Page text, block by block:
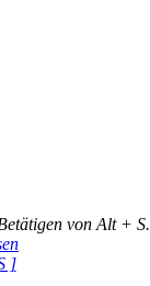
von Alt + S.
]